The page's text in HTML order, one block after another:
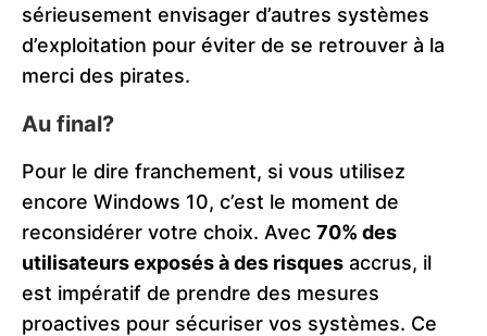
sérieusement envisager d’autres systèmes
d’exploitation pour éviter de se retrouver à la
merci des pirates​.
Au final?
Pour le dire franchement, si vous utilisez
encore Windows 10, c’est le moment de
reconsidérer votre choix. Avec 70% des
utilisateurs exposés à des risques accrus, il
est impératif de prendre des mesures
proactives pour sécuriser vos systèmes. Ce